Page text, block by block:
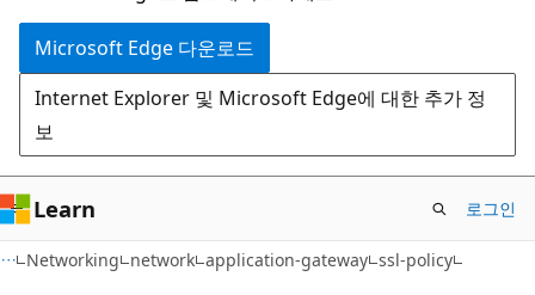
건
너
뛰
기
으
로
건
너
뛰
기
Microsoft Edge 다운로드
Internet Explorer 및 Microsoft Edge에 대한 추가 정
보
Learn 로그인
Networking network application-gateway ssl-policy